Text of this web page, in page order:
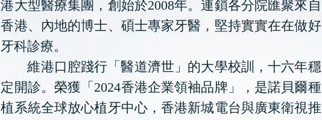
港大型醫療集團，創始於2008年。連鎖各分院匯聚來自
香港、內地的博士、碩士專家牙醫，堅持實實在在做好
牙科診療。
維港口腔踐行「醫道濟世」的大學校訓，十六年穩
定開診。榮獲「2024香港企業領袖品牌」，是諾貝爾種
植系統全球放心植牙中心，香港新城電台與廣東衛視推